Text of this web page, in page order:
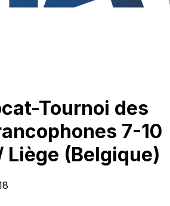
Tournoi des
7-10
Liège (Belgique)